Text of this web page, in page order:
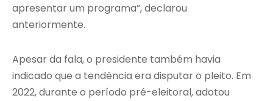
apresentar um programa”, declarou
anteriormente.
Apesar da fala, o presidente também havia
indicado que a tendência era disputar o pleito. Em
2022, durante o período pré-eleitoral, adotou